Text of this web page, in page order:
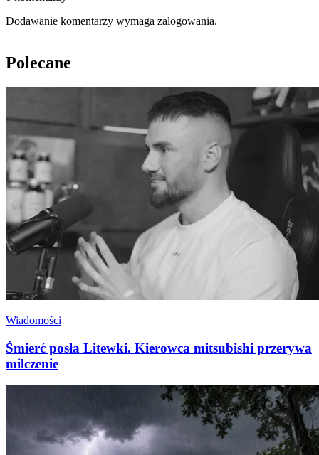
Dodawanie komentarzy wymaga zalogowania.
Polecane
Wiadomości
Śmierć posła Litewki. Kierowca mitsubishi przerywa
milczenie